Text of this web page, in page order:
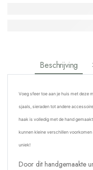
Beschrijving
Voeg sfeer toe aan je huis met deze
sjaals, sieraden tot andere
haak is volledig met de hand
kunnen kleine verschillen
uniek!
Door dit handgemaakte